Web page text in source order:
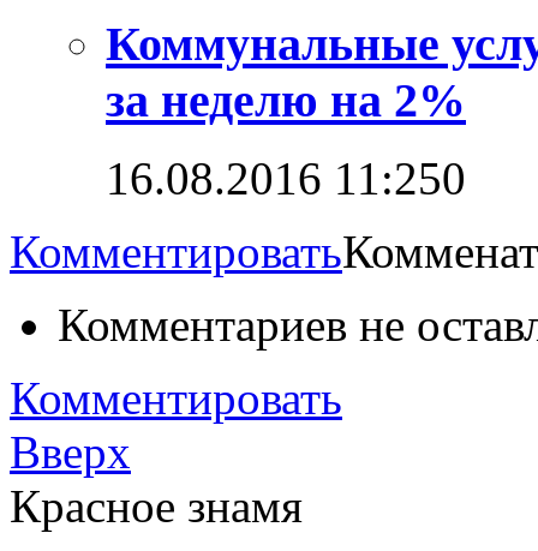
Коммунальные
за неделю на 2%
16.08.2016 11:250
Комментировать
Комментариев не
Комментировать
Вверх
Красное знамя